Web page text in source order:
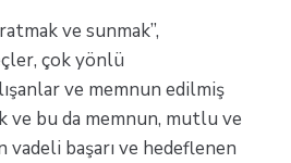
ve sunmak”,
çok yönlü
ve memnun edilmiş
ve bu da memnun, mutlu ve
vadeli başarı ve hedeflenen